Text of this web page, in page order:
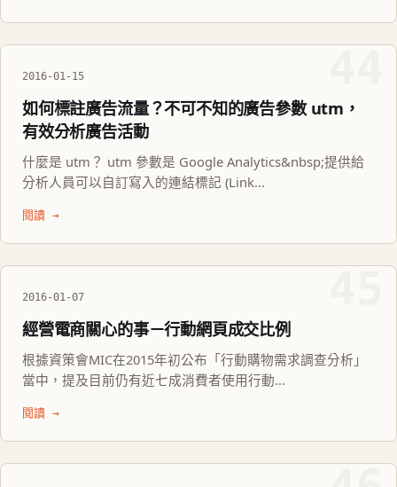
2016-01-15
如何標註廣告流量？不可不知的廣告參數 utm，
有效分析廣告活動
什麼是 utm？ utm 參數是 Google Analytics&nbsp;提供給
分析人員可以自訂寫入的連結標記 (Link...
閱讀 →
2016-01-07
經營電商關心的事－行動網頁成交比例
根據資策會MIC在2015年初公布「行動購物需求調查分析」
當中，提及目前仍有近七成消費者使用行動...
閱讀 →